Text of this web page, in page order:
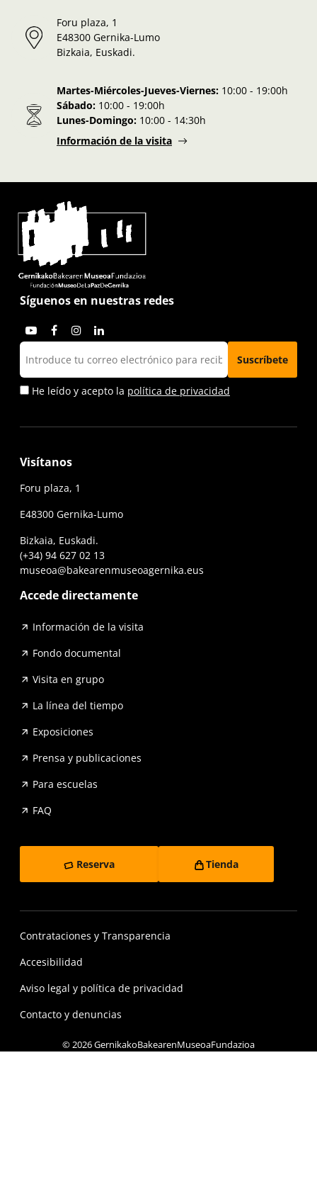
Foru plaza, 1
E48300 Gernika-Lumo
Bizkaia, Euskadi.
Martes-Miércoles-Jueves-Viernes: 10:00 - 19:00h
Sábado: 10:00 - 19:00h
Lunes-Domingo: 10:00 - 14:30h
Información de la visita
Síguenos en nuestras redes
He leído y acepto la política de privacidad
Visítanos
Foru plaza, 1
E48300 Gernika-Lumo
Bizkaia, Euskadi.
(+34) 94 627 02 13
museoa@bakearenmuseoagernika.eus
Accede directamente
Información de la visita
Fondo documental
Visita en grupo
La línea del tiempo
Exposiciones
Prensa y publicaciones
Para escuelas
FAQ
Reserva Tienda
Contrataciones y Transparencia
Accesibilidad
Aviso legal y política de privacidad
Contacto y denuncias
© 2026 GernikakoBakearenMuseoaFundazioa